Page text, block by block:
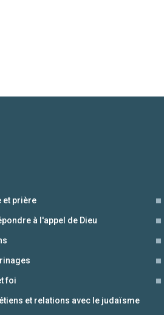
et prière
à l'appel de Dieu
foi
et relations avec le judaïsme